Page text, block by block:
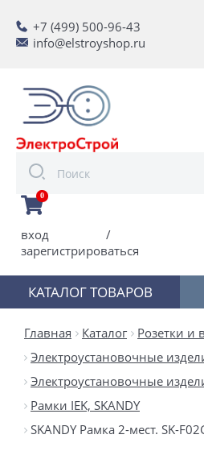
+7 (499) 500-96-43
info@elstroyshop.ru
0
вход
/
зарегистрироваться
КАТАЛОГ ТОВАРОВ
Главная Каталог
Розетки и
Электроустановочные
Электроустановочные
Рамки IEK, SKANDY
SKANDY Рамка 2-мест. SK-